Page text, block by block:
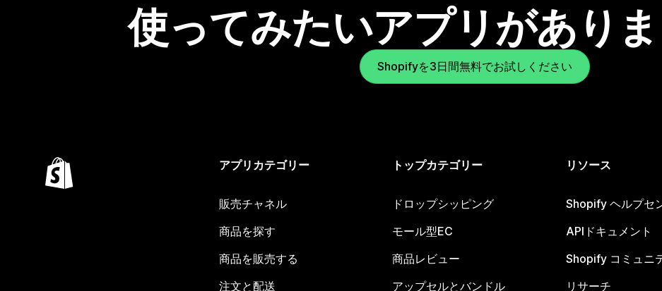
使ってみたいアプリがあり
Shopifyを3日間無料でお試しください
アプリカテゴリー
販売チャネル
商品を探す
商品を販売する
注文と配送
トップカテゴリー
ドロップシッピング
モール型EC
商品レビュー
アップセルとバンドル
リソース
Shopify ヘルプセ
APIドキュメント
Shopify コミュニ
リサーチ